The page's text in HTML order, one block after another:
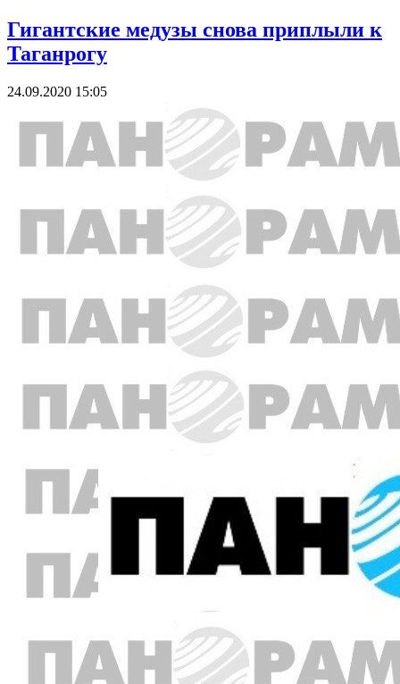
Гигантские медузы снова приплыли к
Таганрогу
24.09.2020 15:05